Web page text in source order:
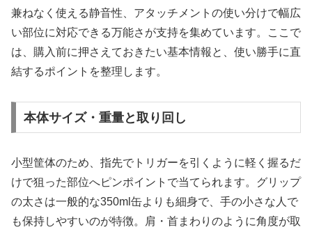
兼ねなく使える静音性、アタッチメントの使い分けで幅広
い部位に対応できる万能さが支持を集めています。ここで
は、購入前に押さえておきたい基本情報と、使い勝手に直
結するポイントを整理します。
本体サイズ・重量と取り回し
小型筐体のため、指先でトリガーを引くように軽く握るだ
けで狙った部位へピンポイントで当てられます。グリップ
の太さは一般的な350ml缶よりも細身で、手の小さな人で
も保持しやすいのが特徴。肩・首まわりのように角度が取